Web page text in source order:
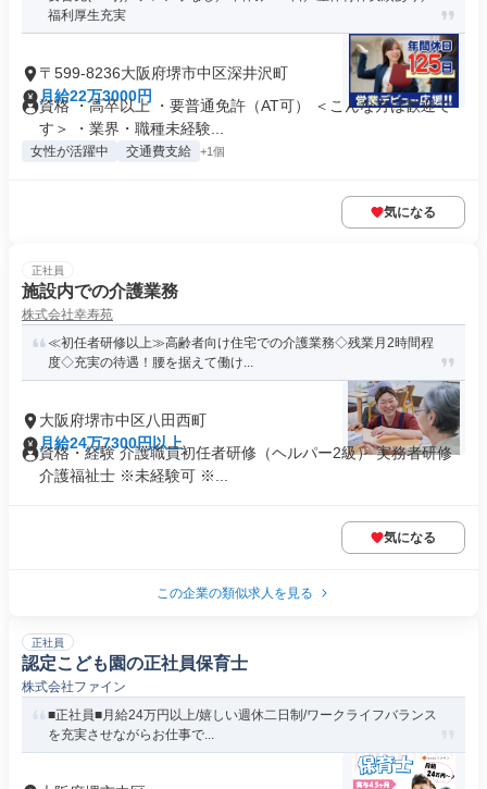
福利厚生充実
〒599-8236大阪府堺市中区深井沢町
月給22万3000円
資格 ・高卒以上 ・要普通免許（AT可） ＜こんな方は歓迎で
す＞ ・業界・職種未経験...
女性が活躍中 交通費支給 +1個
気になる
正社員
施設内での介護業務
株式会社幸寿苑
≪初任者研修以上≫高齢者向け住宅での介護業務◇残業月2時間程
度◇充実の待遇！腰を据えて働け...
大阪府堺市中区八田西町
月給24万7300円以上
資格・経験 介護職員初任者研修（ヘルパー2級） 実務者研修
介護福祉士 ※未経験可 ※...
気になる
この企業の類似求人を見る
正社員
認定こども園の正社員保育士
株式会社ファイン
■正社員■月給24万円以上/嬉しい週休二日制/ワークライフバランス
を充実させながらお仕事で...